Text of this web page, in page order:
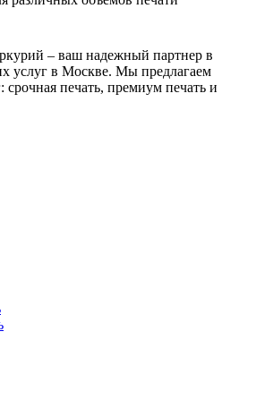
– ваш надежный партнер в
услуг в Москве. Мы предлагаем
печать, премиум печать и